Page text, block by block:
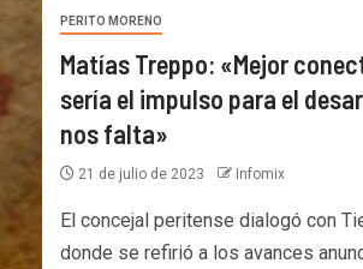
PERITO MORENO
Matías Treppo: «Mejor
sería el impulso para el
nos falta»
21 de julio de 2023 Infomix
El concejal peritense dialogó con
donde se refirió a los avances